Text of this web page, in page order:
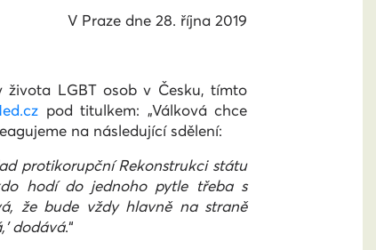
V Praze dne 28. října 2019
života LGBT osob v Česku, tímto
pod titulkem: „Válková chce
na následující sdělení:
protikorupční Rekonstrukci státu
hodí do jednoho pytle třeba s
že bude vždy hlavně na straně
'dodává.“